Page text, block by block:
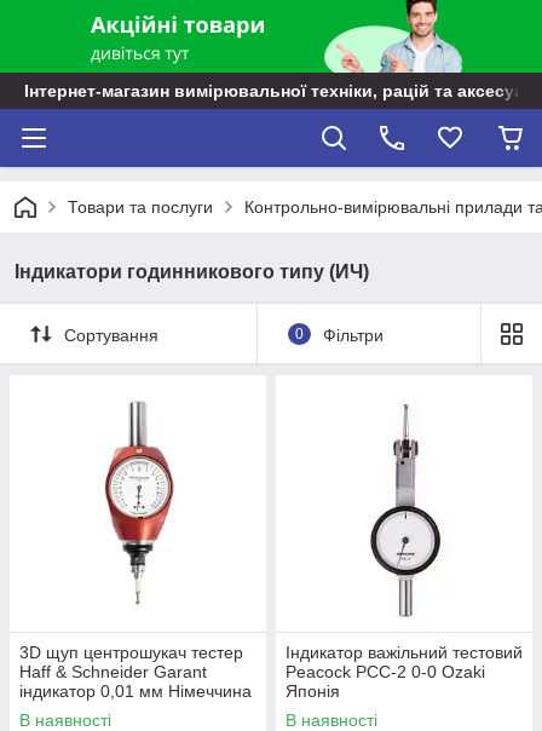
Інтернет-магазин вимірювальної техніки, рацій та
Товари та послуги Контрольно-вимірювальні прилади
Індикатори годинникового типу (ИЧ)
Сортування 0 Фільтри
3D щуп центрошукач тестер
Haff & Schneider Garant
індикатор 0,01 мм Німеччина
Б/у
В наявності
Індикатор важільний тестовий
Peacock PCC-2 0-0 Ozaki
Японія
В наявності